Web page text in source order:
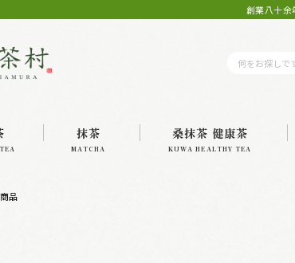
創業八十余
抹茶
MATCHA
桑抹茶 健康茶
KUWA HEALTHY TEA
品